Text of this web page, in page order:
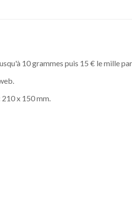
10 grammes puis 15 € le mille
x 150 mm.